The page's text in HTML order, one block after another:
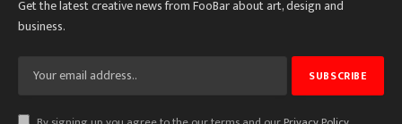
Get the latest creative news from FooBar about art, design and
business.